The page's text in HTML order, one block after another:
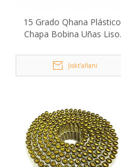
15 Grado Qhana Plástico
Chapa Bobina Uñas Liso
Jiskt’añani